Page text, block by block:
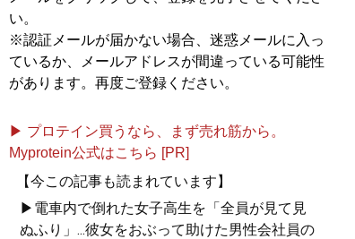
い。
※認証メールが届かない場合、迷惑メールに入っ
ているか、メールアドレスが間違っている可能性
があります。再度ご登録ください。
▶ プロテイン買うなら、まず売れ筋から。
Myprotein公式はこちら [PR]
【今この記事も読まれています】
▶電車内で倒れた女子高生を「全員が見て見
ぬふり」...彼女をおぶって助けた男性会社員の